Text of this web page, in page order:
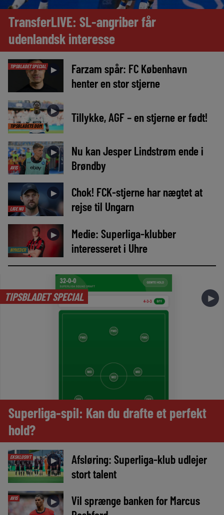
TransferLIVE: SL-angriber får
udenlandsk interesse
TIPSBLADET SPECIAL ►
Farzam spår: FC København
henter en stor stjerne
TIPSBLADETS DOM
► Tillykke, AGF – en stjerne er født!
AVIS
►
Nu kan Jesper Lindstrøm ende i
Brøndby
LIGE NU
►
Chok! FCK-stjerne har nægtet at
rejse til Ungarn
NYHEDER
►
Medie: Superliga-klubber
interesseret i Uhre
TIPSBLADET SPECIAL ►
Superliga-spil: Kan du drafte et perfekt
hold?
EKSKLUSIVT ►
Afsløring: Superliga-klub udlejer
stort talent
AVIS ►
Vil sprænge banken for Marcus